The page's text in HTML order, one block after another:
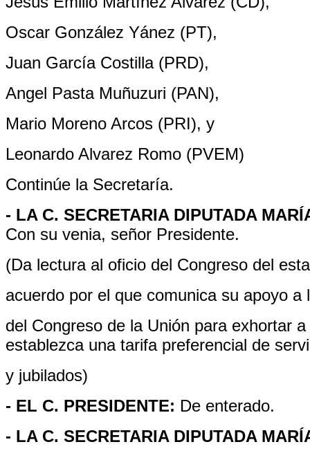
Oscar González Yánez (PT),
Juan García Costilla (PRD),
Angel Pasta Muñuzuri (PAN),
Mario Moreno Arcos (PRI), y
Leonardo Alvarez Romo (PVEM)
Continúe la Secretaría.
- LA C. SECRETARIA DIPUTADA
Con su venia, señor Presidente.
(Da lectura al oficio del Congreso del
acuerdo por el que comunica su apoyo
del Congreso de la Unión para exhortar
establezca una tarifa preferencial de
y jubilados)
- EL C. PRESIDENTE: De enterado.
- LA C. SECRETARIA DIPUTADA